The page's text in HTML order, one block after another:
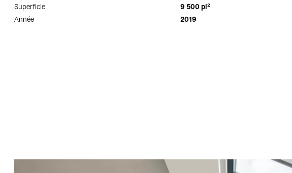
Superficie
9 500 pi²
Année
2019